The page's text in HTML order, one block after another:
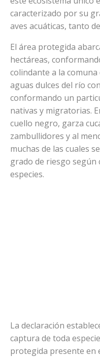
caracterizado por su
aves acuáticas, tanto
El área protegida
hectáreas,
colindante a la
aguas dulces del río
conformando un
nativas y migratorias.
cuello negro, garza
zambullidores y al
muchas de las cuales
grado de riesgo según
especies.
La declaración
captura de toda
protegida presente en